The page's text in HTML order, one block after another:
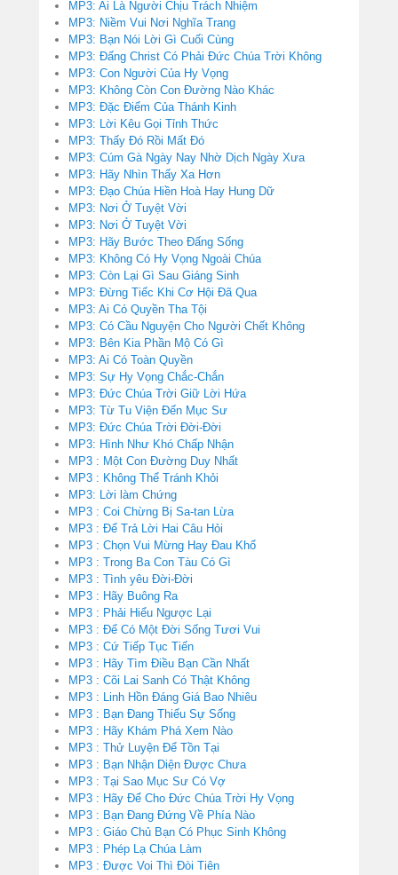
MP3: Ai Là Người Chịu Trách Nhiệm
MP3: Niềm Vui Nơi Nghĩa Trang
MP3: Bạn Nói Lời Gì Cuối Cùng
MP3: Đấng Christ Có Phải Đức Chúa Trời Không
MP3: Con Người Của Hy Vọng
MP3: Không Còn Con Đường Nào Khác
MP3: Đặc Điểm Của Thánh Kinh
MP3: Lời Kêu Gọi Tỉnh Thức
MP3: Thấy Đó Rồi Mất Đó
MP3: Cúm Gà Ngày Nay Nhờ Dịch Ngày Xưa
MP3: Hãy Nhìn Thấy Xa Hơn
MP3: Đạo Chúa Hiền Hoà Hay Hung Dữ
MP3: Nơi Ở Tuyệt Vời
MP3: Nơi Ở Tuyệt Vời
MP3: Hãy Bước Theo Đấng Sống
MP3: Không Có Hy Vọng Ngoài Chúa
MP3: Còn Lại Gì Sau Giáng Sinh
MP3: Đừng Tiếc Khi Cơ Hội Đã Qua
MP3: Ai Có Quyền Tha Tội
MP3: Có Cầu Nguyện Cho Người Chết Không
MP3: Bên Kia Phần Mộ Có Gì
MP3: Ai Có Toàn Quyền
MP3: Sự Hy Vọng Chắc-Chắn
MP3: Đức Chúa Trời Giữ Lời Hứa
MP3: Từ Tu Viện Đến Mục Sư
MP3: Đức Chúa Trời Đời-Đời
MP3: Hình Như Khó Chấp Nhận
MP3 : Một Con Đường Duy Nhất
MP3 : Không Thể Tránh Khỏi
MP3: Lời làm Chứng
MP3 : Coi Chừng Bị Sa-tan Lừa
MP3 : Để Trả Lời Hai Câu Hỏi
MP3 : Chọn Vui Mừng Hay Đau Khổ
MP3 : Trong Ba Con Tàu Có Gì
MP3 : Tình yêu Đời-Đời
MP3 : Hãy Buông Ra
MP3 : Phải Hiểu Ngược Lại
MP3 : Để Có Một Đời Sống Tươi Vui
MP3 : Cứ Tiếp Tục Tiến
MP3 : Hãy Tìm Điều Bạn Cần Nhất
MP3 : Cõi Lai Sanh Có Thật Không
MP3 : Linh Hồn Đáng Giá Bao Nhiêu
MP3 : Bạn Đang Thiếu Sự Sống
MP3 : Hãy Khám Phá Xem Nào
MP3 : Thử Luyện Để Tồn Tại
MP3 : Bạn Nhận Diện Được Chưa
MP3 : Tại Sao Mục Sư Có Vợ
MP3 : Hãy Để Cho Đức Chúa Trời Hy Vọng
MP3 : Bạn Đang Đứng Về Phía Nào
MP3 : Giáo Chủ Bạn Có Phục Sinh Không
MP3 : Phép Lạ Chúa Làm
MP3 : Được Voi Thì Đòi Tiên